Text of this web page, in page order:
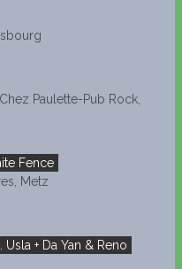
Paulette-Pub Rock,
Fence
Metz
+ Da Yan & Reno